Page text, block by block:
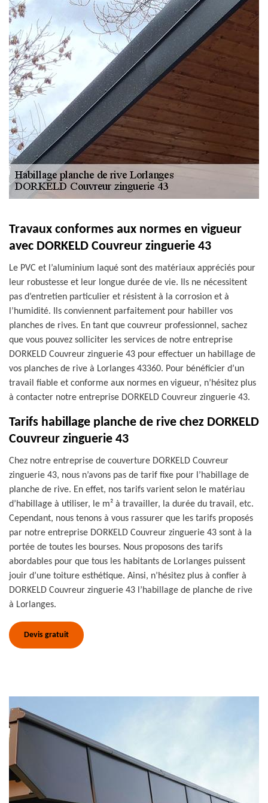
Travaux conformes aux normes en vigueur
avec DORKELD Couvreur zinguerie 43
Le PVC et l’aluminium laqué sont des matériaux appréciés pour
leur robustesse et leur longue durée de vie. Ils ne nécessitent
pas d’entretien particulier et résistent à la corrosion et à
l’humidité. Ils conviennent parfaitement pour habiller vos
planches de rives. En tant que couvreur professionnel, sachez
que vous pouvez solliciter les services de notre entreprise
DORKELD Couvreur zinguerie 43 pour effectuer un habillage de
vos planches de rive à Lorlanges 43360. Pour bénéficier d’un
travail fiable et conforme aux normes en vigueur, n’hésitez plus
à contacter notre entreprise DORKELD Couvreur zinguerie 43.
Tarifs habillage planche de rive chez DORKELD
Couvreur zinguerie 43
Chez notre entreprise de couverture DORKELD Couvreur
zinguerie 43, nous n’avons pas de tarif fixe pour l’habillage de
planche de rive. En effet, nos tarifs varient selon le matériau
d’habillage à utiliser, le m² à travailler, la durée du travail, etc.
Cependant, nous tenons à vous rassurer que les tarifs proposés
par notre entreprise DORKELD Couvreur zinguerie 43 sont à la
portée de toutes les bourses. Nous proposons des tarifs
abordables pour que tous les habitants de Lorlanges puissent
jouir d’une toiture esthétique. Ainsi, n’hésitez plus à confier à
DORKELD Couvreur zinguerie 43 l’habillage de planche de rive
à Lorlanges.
Devis gratuit